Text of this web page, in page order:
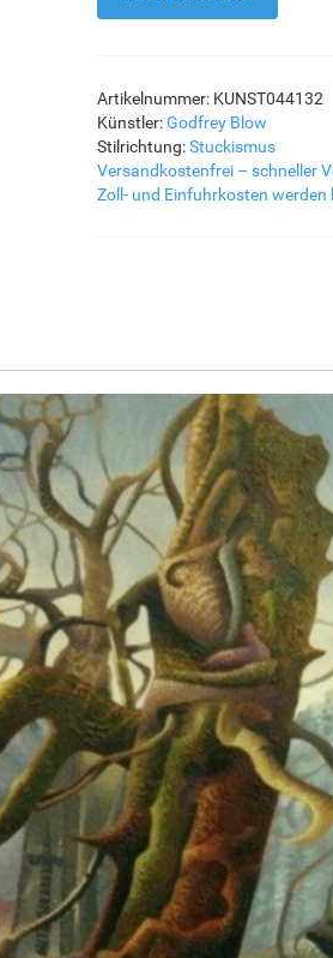
Artikelnummer: KUNST044132
Künstler:Godfrey Blow
Stilrichtung:Stuckismus
Versandkostenfrei – schneller
Zoll- und Einfuhrkosten